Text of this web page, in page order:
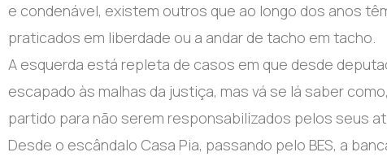
e condenável, existem outros que ao longo dos anos
praticados em liberdade ou a andar de tacho em tacho.
A esquerda está repleta de casos em que desde
escapado às malhas da justiça, mas vá se lá saber
partido para não serem responsabilizados pelos seus
Desde o escândalo Casa Pia, passando pelo BES, a